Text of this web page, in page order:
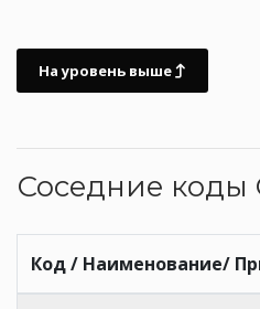
На уровень выше
Соседние
Код / Наименование/